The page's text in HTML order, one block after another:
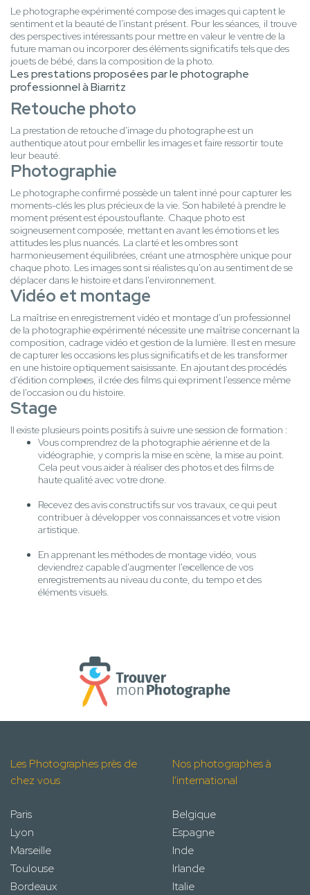
Le photographe expérimenté compose des images qui captent le
sentiment et la beauté de l'instant présent. Pour les séances, il trouve
des perspectives intéressants pour mettre en valeur le ventre de la
future maman ou incorporer des éléments significatifs tels que des
jouets de bébé, dans la composition de la photo.
Les prestations proposées par le photographe
professionnel à Biarritz
Retouche photo
La prestation de retouche d'image du photographe est un
authentique atout pour embellir les images et faire ressortir toute
leur beauté.
Photographie
Le photographe confirmé possède un talent inné pour capturer les
moments-clés les plus précieux de la vie. Son habileté à prendre le
moment présent est époustouflante. Chaque photo est
soigneusement composée, mettant en avant les émotions et les
attitudes les plus nuancés. La clarté et les ombres sont
harmonieusement équilibrées, créant une atmosphère unique pour
chaque photo. Les images sont si réalistes qu'on au sentiment de se
déplacer dans le histoire et dans l'environnement.
Vidéo et montage
La maîtrise en enregistrement vidéo et montage d'un professionnel
de la photographie expérimenté nécessite une maîtrise concernant la
composition, cadrage vidéo et gestion de la lumière. Il est en mesure
de capturer les occasions les plus significatifs et de les transformer
en une histoire optiquement saisissante. En ajoutant des procédés
d'édition complexes, il crée des films qui expriment l'essence même
de l'occasion ou du histoire.
Stage
Il existe plusieurs points positifs à suivre une session de formation :
Vous comprendrez de la photographie aérienne et de la
vidéographie, y compris la mise en scène, la mise au point.
Cela peut vous aider à réaliser des photos et des films de
haute qualité avec votre drone.
Recevez des avis constructifs sur vos travaux, ce qui peut
contribuer à développer vos connaissances et votre vision
artistique.
En apprenant les méthodes de montage vidéo, vous
deviendrez capable d'augmenter l'excellence de vos
enregistrements au niveau du conte, du tempo et des
éléments visuels.
Les Photographes près de
chez vous
Paris
Lyon
Marseille
Toulouse
Bordeaux
Nos photographes à
l'international
Belgique
Espagne
Inde
Irlande
Italie